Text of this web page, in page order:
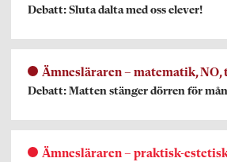
Debatt: Sluta dalta med oss elever!
Ämnesläraren – matematik, NO,
Debatt: Matten stänger dörren för
Ämnesläraren – praktisk-